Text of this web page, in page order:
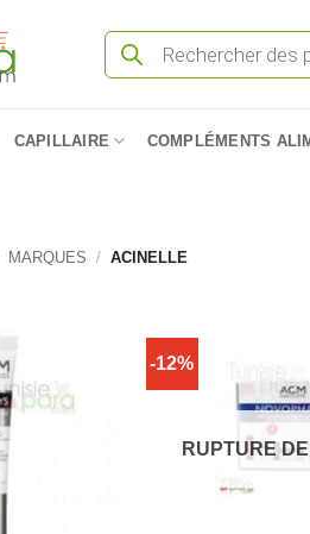
Recherche
produits
CAPILLAIRE COMPLÉMENTS
MARQUES / ACINELLE
-12%
RUPTURE